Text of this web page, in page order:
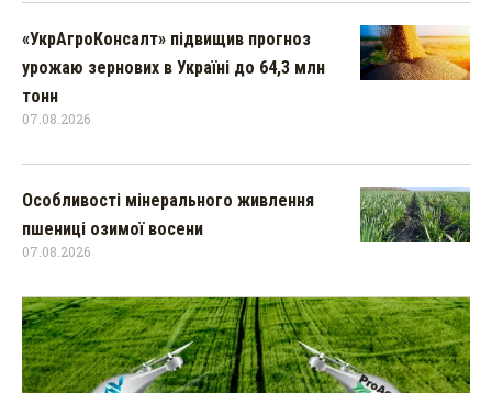
«УкрАгроКонсалт» підвищив прогноз
урожаю зернових в Україні до 64,3 млн
тонн
07.08.2026
Особливості мінерального живлення
пшениці озимої восени
07.08.2026